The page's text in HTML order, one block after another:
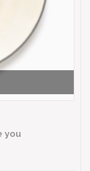
you